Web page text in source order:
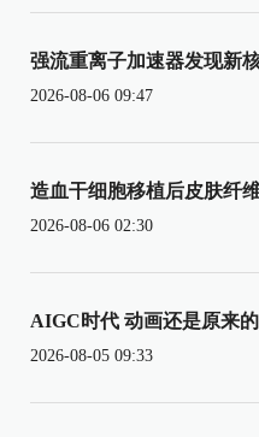
强流重离子加速器发现新
2026-08-06 09:47
造血干细胞移植后皮肤纤
2026-08-06 02:30
AIGC时代 动画还是原来
2026-08-05 09:33